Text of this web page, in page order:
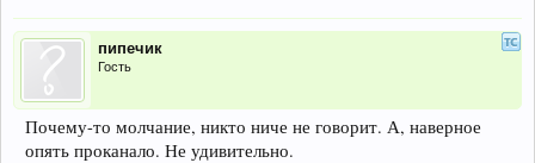
пипечик
Гость
Почему-то молчание, никто ниче не говорит. А, наверное
опять проканало. Не удивительно.